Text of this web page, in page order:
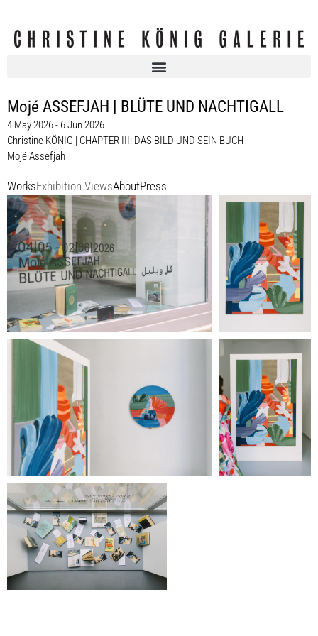
Mojé ASSEFJAH | BLÜTE UND NACHTIGALL
4 May 2026 - 6 Jun 2026
Christine KÖNIG | CHAPTER III: DAS BILD UND SEIN BUCH
Mojé Assefjah
WorksExhibition ViewsAboutPress